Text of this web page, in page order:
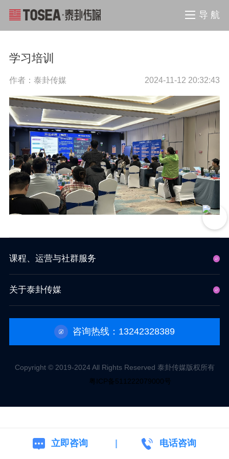
导 航
学习培训
作者：泰卦传媒 2024-11-12 20:32:43
课程、运营与社群服务
关于泰卦传媒
咨询热线：13242328389
Copyright © 2019-2024 All Rights Reserved 泰卦传媒版权所有
粤ICP备511222079000号
立即咨询 电话咨询